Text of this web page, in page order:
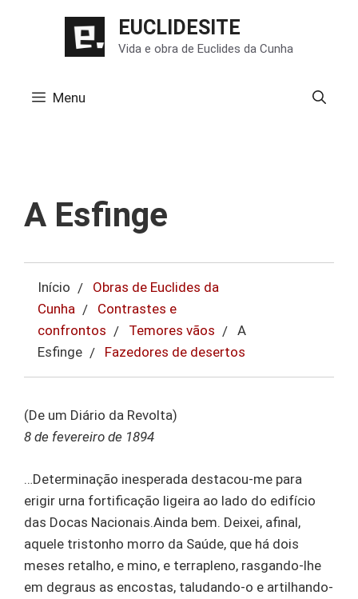
EUCLIDESITE
Vida e obra de Euclides da Cunha
Menu
A Esfinge
Início
Obras de Euclides da
Cunha
Contrastes e
confrontos
Temores vãos
A
Esfinge
Fazedores de desertos
(De um Diário da Revolta)
8 de fevereiro de 1894
…Determinação inesperada destacou-me para
erigir urna fortificação ligeira ao lado do edifício
das Docas Nacionais.Ainda bem. Deixei, afinal,
aquele tristonho morro da Saúde, que há dois
meses retalho, e mino, e terrapleno, rasgando-lhe
em degraus as encostas, taludando-o e artilhando-